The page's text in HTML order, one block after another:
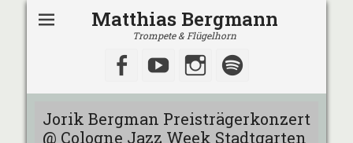
Matthias Bergmann
Trompete & Flügelhorn
Facebook
YouTubeInstagram
Jorik Bergman Preisträgerkonzert
@ Cologne Jazz Week Stadtgarten